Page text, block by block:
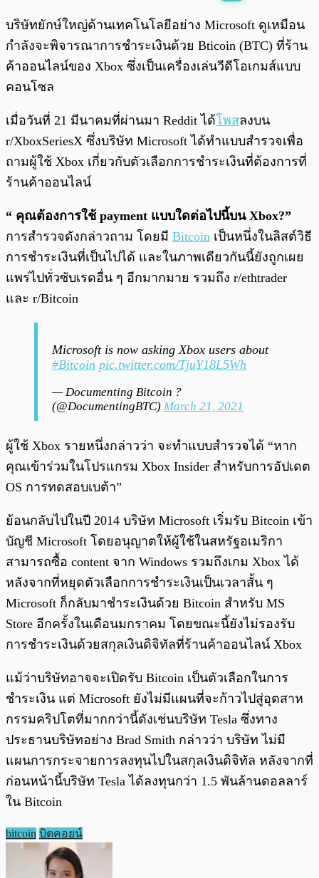
พร้อมเล่น 0:00
บริษัทยักษ์ใหญ่ด้านเทคโนโลยีอย่าง Microsoft ดูเหมือน
กำลังจะพิจารณาการชำระเงินด้วย Bticoin (BTC) ที่ร้าน
ค้าออนไลน์ของ Xbox ซึ่งเป็นเครื่องเล่นวีดีโอเกมส์แบบ
คอนโซล
เมื่อวันที่ 21 มีนาคมที่ผ่านมา Reddit ได้โพสลงบน
r/XboxSeriesX ซึ่งบริษัท Microsoft ได้ทำแบบสำรวจเพื่อ
ถามผู้ใช้ Xbox เกี่ยวกับตัวเลือกการชำระเงินที่ต้องการที่
ร้านค้าออนไลน์
“ คุณต้องการใช้ payment แบบใดต่อไปนี้บน Xbox?”
การสำรวจดังกล่าวถาม โดยมี Bitcoin เป็นหนึ่งในลิสต์วิธี
การชำระเงินที่เป็นไปได้ และในภาพเดียวกันนี้ยังถูกเผย
แพร่ไปทั่วซับเรดอื่น ๆ อีกมากมาย รวมถึง r/ethtrader
และ r/Bitcoin
Microsoft is now asking Xbox users about
#Bitcoin pic.twitter.com/TjuY18L5Wh
— Documenting Bitcoin ?
(@DocumentingBTC) March 21, 2021
ผู้ใช้ Xbox รายหนึ่งกล่าวว่า จะทำแบบสำรวจได้ “หาก
คุณเข้าร่วมในโปรแกรม Xbox Insider สำหรับการอัปเดต
OS การทดสอบเบต้า”
ย้อนกลับไปในปี 2014 บริษัท Microsoft เริ่มรับ Bitcoin เข้า
บัญชี Microsoft โดยอนุญาตให้ผู้ใช้ในสหรัฐอเมริกา
สามารถซื้อ content จาก Windows รวมถึงเกม Xbox ได้
หลังจากที่หยุดตัวเลือกการชำระเงินเป็นเวลาสั้น ๆ
Microsoft ก็กลับมาชำระเงินด้วย Bitcoin สำหรับ MS
Store อีกครั้งในเดือนมกราคม โดยขณะนี้ยังไม่รองรับ
การชำระเงินด้วยสกุลเงินดิจิทัลที่ร้านค้าออนไลน์ Xbox
แม้ว่าบริษัทอาจจะเปิดรับ Bitcoin เป็นตัวเลือกในการ
ชำระเงิน แต่ Microsoft ยังไม่มีแผนที่จะก้าวไปสู่อุตสาห
กรรมคริปโตที่มากกว่านี้ดังเช่นบริษัท Tesla ซึ่งทาง
ประธานบริษัทอย่าง Brad Smith กล่าวว่า บริษัท ไม่มี
แผนการกระจายการลงทุนไปในสกุลเงินดิจิทัล หลังจากที่
ก่อนหน้านี้บริษัท Tesla ได้ลงทุนกว่า 1.5 พันล้านดอลลาร์
ใน Bitcoin
bitcoin บิตคอยน์